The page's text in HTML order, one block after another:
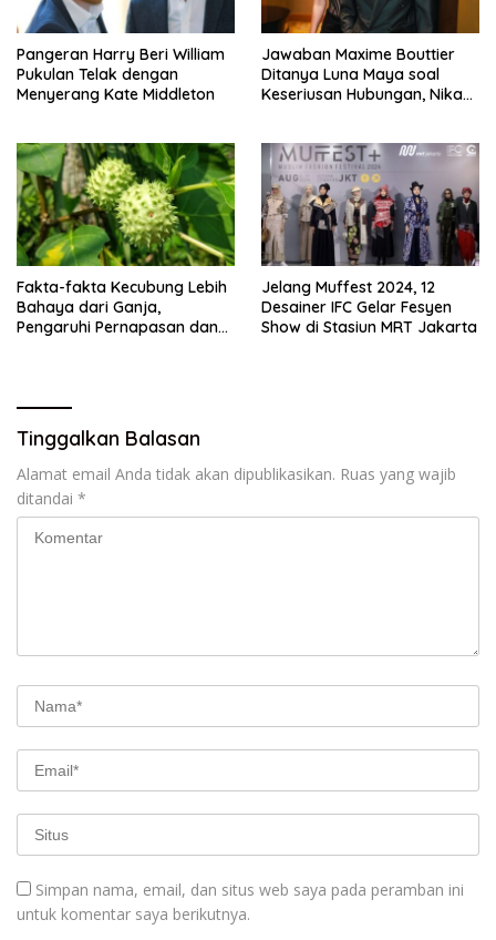
Pangeran Harry Beri William
Pukulan Telak dengan
Menyerang Kate Middleton
Jawaban Maxime Bouttier
Ditanya Luna Maya soal
Keseriusan Hubungan, Nikah
Fakta-fakta Kecubung Lebih
Bahaya dari Ganja,
Pengaruhi Pernapasan dan
Jelang Muffest 2024, 12
Desainer IFC Gelar Fesyen
Show di Stasiun MRT Jakarta
Tinggalkan Balasan
Alamat email Anda tidak akan dipublikasikan. Ruas yang wajib
ditandai *
Simpan nama, email, dan situs web saya pada peramban ini
untuk komentar saya berikutnya.